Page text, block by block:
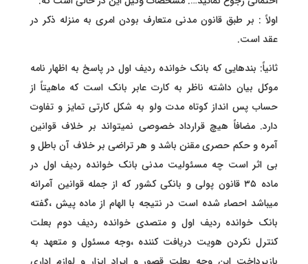
اولاً : بر طبق قانون مدنی متعارف بودن امری به منزله ذکر در
عقد است.
ثانیاً: بندهایی که بانک خوانده ردیف اول در پاسخ به اظهار نامه
موکل بیان داشته ناظر به کارت عابر بانک است که ماهیتاً از
حساب پس انداز کوتاه مدت ولو به شکل کارتی تمایز و تفاوت
دارد. مضافاً هیچ قرارداد خصوصی نمیتواند بر خلاف قوانین
آمره و حکم حصری مقنن باشد و هر تراضی بر خلاف آن باطل و
بی اثر است چه مسئولیت مدنی بانک خوانده ردیف اول در
ماده ۳۵ قانون پولی و بانکی کشور که از جمله قوانین آمرانه
میباشد احصاء شده است در نتیجه با الهام از ماده پیش ،گفته
بانک خوانده ردیف اول و متصدی خوانده ردیف دوم بعلت
کنترل نکردن هویت دریافت کننده ،وجه مسئول و متعهد به